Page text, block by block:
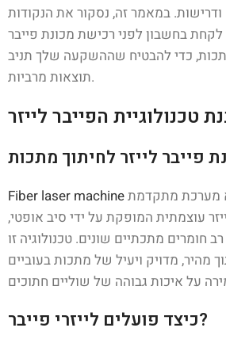
במאמר זה, נסקור את הנקודות
בחשבון לפני רכישת מכונת פייבר
כדי להבטיח שההשקעה שלך תניב
תוצאות מרביות.
טכנולוגיית הפייבר לייזר
Fiber laser machine
עוצמתית המופקת על ידי סיב אופטי,
חומרים מתכתיים שונים. טכנולוגיה זו
מהיר, מדויק ויעיל של מתכות בעוביים
כיצד פועלים לייזרי פייבר?